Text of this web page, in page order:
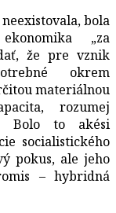
bola
„za
že pre vznik
okrem
materiálnou
rozumej
Bolo to akési
socialistického
pokus, ale jeho
– hybridná